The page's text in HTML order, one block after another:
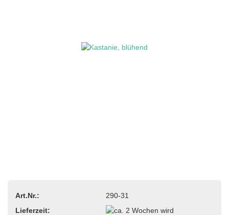
Art.Nr.:
290-31
Lieferzeit: